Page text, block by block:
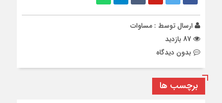
ارسال توسط : مساوات
بدون دیدگاه
برچسب ها